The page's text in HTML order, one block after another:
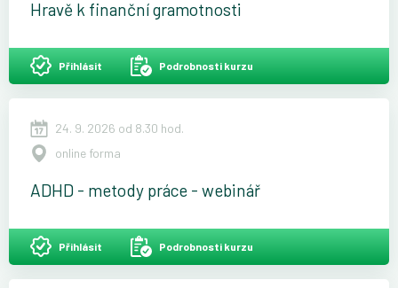
Hravě k finanční gramotnosti
Přihlásit Podrobnosti kurzu
24. 9. 2026 od 8.30 hod.
online forma
ADHD - metody práce - webinář
Přihlásit Podrobnosti kurzu